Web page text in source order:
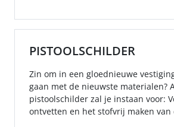
PISTOOLSCHILDER
Zin om in een gloednieuwe
gaan met de nieuwste materialen?
pistoolschilder zal je instaan voor:
ontvetten en het stofvrij maken van